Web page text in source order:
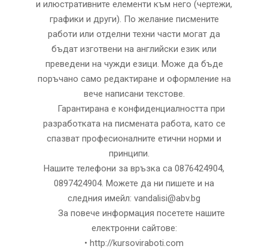
и илюстративните елементи към него (чертежи,
графики и други). По желание писмените
работи или отделни техни части могат да
бъдат изготвени на английски език или
преведени на чужди езици. Може да бъде
поръчано само редактиране и оформление на
вече написани текстове.
Гарантирана е конфиденциалността при
разработката на писмената работа, като се
спазват професионалните етични норми и
принципи.
Нашите телефони за връзка са 0876424904,
0897424904. Можете да ни пишете и на
следния имейл: vandalisi@abv.bg
За повече информация посетете нашите
електронни сайтове:
• http://kursoviraboti.com